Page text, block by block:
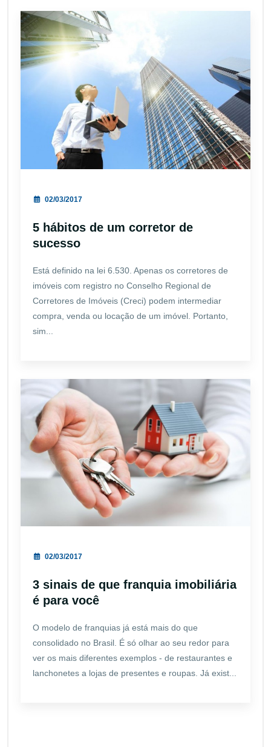
02/03/2017
5 hábitos de um corretor de
sucesso
Está definido na lei 6.530. Apenas os corretores de
imóveis com registro no Conselho Regional de
Corretores de Imóveis (Creci) podem intermediar
compra, venda ou locação de um imóvel. Portanto,
sim...
02/03/2017
3 sinais de que franquia imobiliária
é para você
O modelo de franquias já está mais do que
consolidado no Brasil. É só olhar ao seu redor para
ver os mais diferentes exemplos - de restaurantes e
lanchonetes a lojas de presentes e roupas. Já exist...